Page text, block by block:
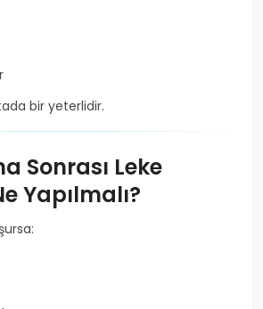
bir yeterlidir.
Sonrası Leke
Yapılmalı?